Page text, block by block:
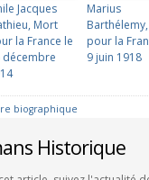
Jacques
Mort
la France le
décembre
Marius
pour la
9 juin 1918
biographique
Historique